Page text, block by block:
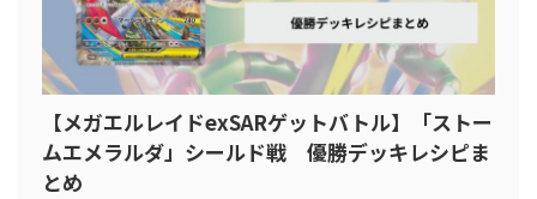
【メガエルレイドexSARゲットバトル】「ストー
ムエメラルダ」シールド戦 優勝デッキレシピま
とめ